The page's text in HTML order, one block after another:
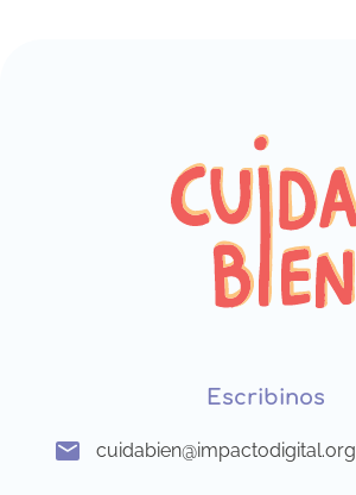
Escribinos
cuidabien@impactodigital.org